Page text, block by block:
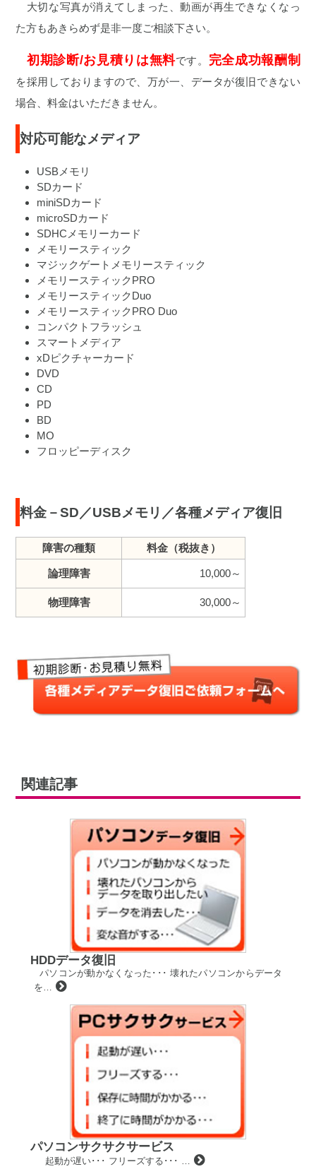
大切な写真が消えてしまった、動画が再生できなくなっ
た方もあきらめず是非一度ご相談下さい。
初期診断/お見積りは無料です。 完全成功報酬制
を採用しておりますので、万が一、データが復旧できない
場合、料金はいただきません。
対応可能なメディア
USBメモリ
SDカード
miniSDカード
microSDカード
SDHCメモリーカード
メモリースティック
マジックゲートメモリースティック
メモリースティックPRO
メモリースティックDuo
メモリースティックPRO Duo
コンパクトフラッシュ
スマートメディア
xDピクチャーカード
DVD
CD
PD
BD
MO
フロッピーディスク
料金－SD／USBメモリ／各種メディア復旧
障害の種類 料金（税抜き）
論理障害 10,000～
物理障害 30,000～
関連記事
HDDデータ復旧
パソコンが動かなくなった･･･ 壊れたパソコンからデータ
を…
パソコンサクサクサービス
起動が遅い･･･ フリーズする･･･ …